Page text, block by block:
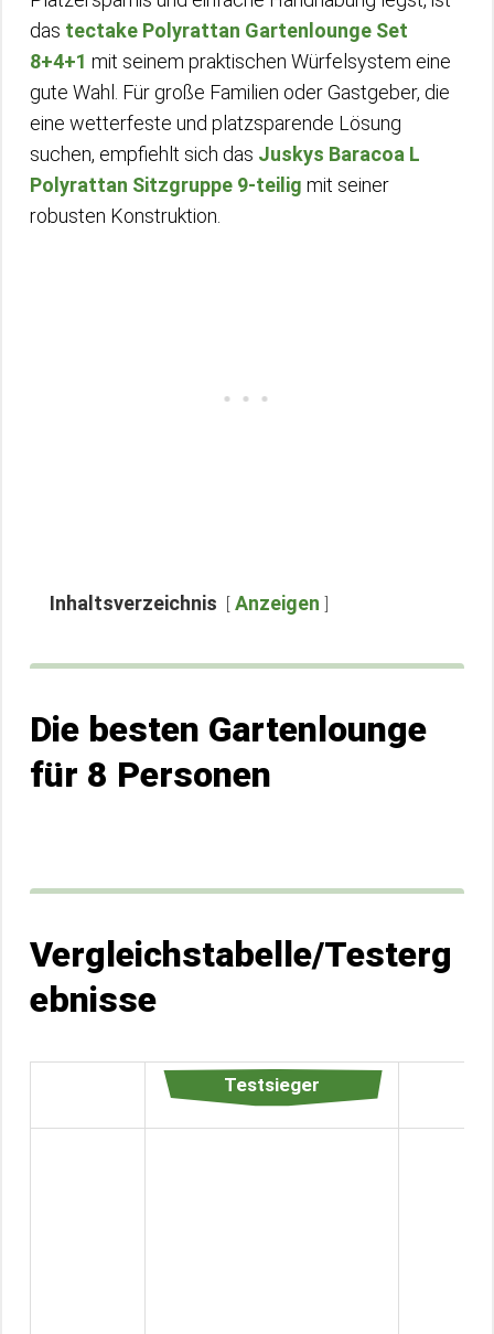
das tectake Polyrattan Gartenlounge Set
8+4+1 mit seinem praktischen Würfelsystem eine
gute Wahl. Für große Familien oder Gastgeber, die
eine wetterfeste und platzsparende Lösung
suchen, empfiehlt sich das Juskys Baracoa L
Polyrattan Sitzgruppe 9-teilig mit seiner
robusten Konstruktion.
Inhaltsverzeichnis Anzeigen
Die besten Gartenlounge
für 8 Personen
Vergleichstabelle/Testerg
ebnisse
Testsieger